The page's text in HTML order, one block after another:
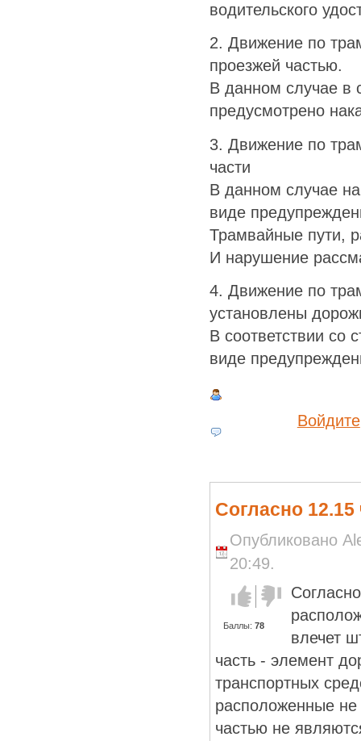
водительского
2. Движение по
проезжей частью.
В данном случае в
предусмотрено
3. Движение по
части
В данном случае
виде
Трамвайные пути,
И нарушение
4. Движение по
установлены
В соответствии со
виде
Войдите
Согласно
Опубликовано
20:49.
Голос за!Голос
против!
Баллы: 78
влечет
часть - элемент
транспортных
расположенные
частью не